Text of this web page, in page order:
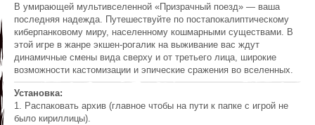
В умирающей мультивселенной «Призрачный поезд» — ваша
последняя надежда. Путешествуйте по постапокалиптическому
киберпанковому миру, населенному кошмарными существами. В
этой игре в жанре экшен-рогалик на выживание вас ждут
динамичные смены вида сверху и от третьего лица, широкие
возможности кастомизации и эпические сражения во вселенных.
Установка:
1. Распаковать архив (главное чтобы на пути к папке с игрой не
было кириллицы).